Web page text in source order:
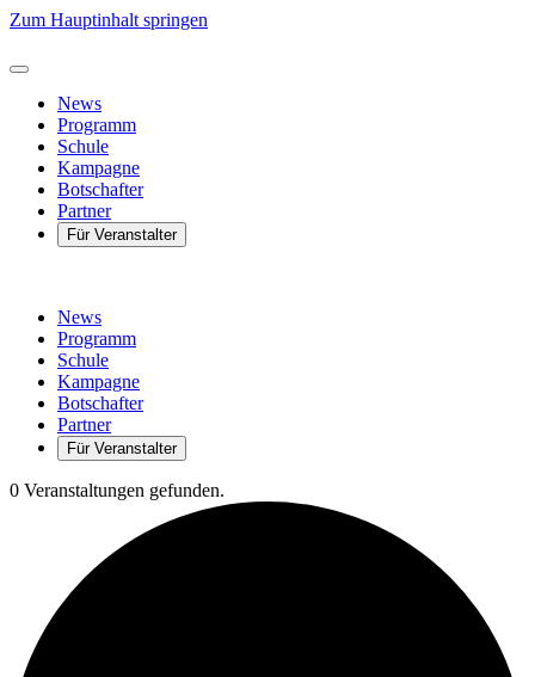
Zum Hauptinhalt springen
News
Programm
Schule
Kampagne
Botschafter
Partner
Für Veranstalter
News
Programm
Schule
Kampagne
Botschafter
Partner
Für Veranstalter
0 Veranstaltungen gefunden.